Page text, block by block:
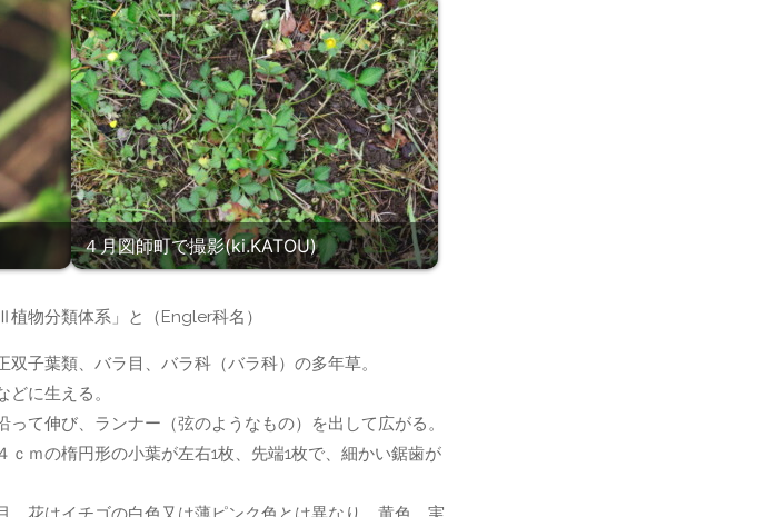
４月図師町で撮影(ki.KATOU)
物分類体系」と（Engler科名）
双子葉類、バラ目、バラ科（バラ科）の多年草。
どに生える。
って伸び、ランナー（弦のようなもの）を出して広がる。
ｃｍの楕円形の小葉が左右1枚、先端1枚で、細かい鋸歯が